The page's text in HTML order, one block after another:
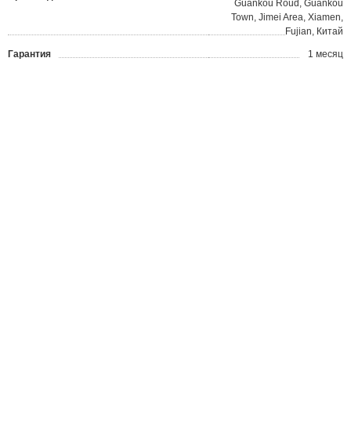
Guankou Roud, Guankou
Town, Jimei Area, Xiamen,
Fujian, Китай
Гарантия 1 месяц